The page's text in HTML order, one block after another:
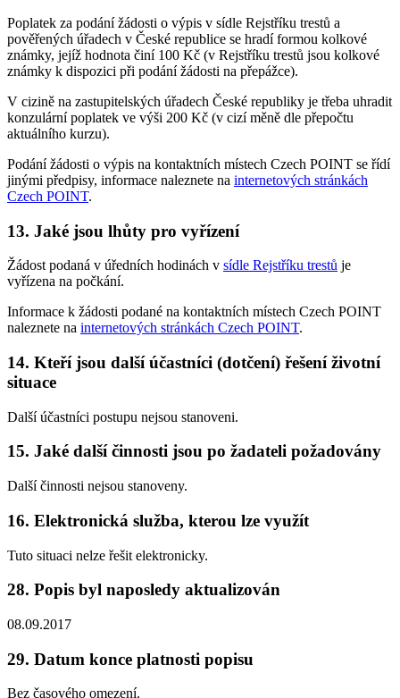
Poplatek za podání žádosti o výpis v sídle Rejstříku trestů a
pověřených úřadech v České republice se hradí formou kolkové
známky, jejíž hodnota činí 100 Kč (v Rejstříku trestů jsou kolkové
známky k dispozici při podání žádosti na přepážce).
V cizině na zastupitelských úřadech České republiky je třeba uhradit
konzulární poplatek ve výši 200 Kč (v cizí měně dle přepočtu
aktuálního kurzu).
Podání žádosti o výpis na kontaktních místech Czech POINT se řídí
jinými předpisy, informace naleznete na internetových stránkách
Czech POINT.
13. Jaké jsou lhůty pro vyřízení
Žádost podaná v úředních hodinách v sídle Rejstříku trestů je
vyřízena na počkání.
Informace k žádosti podané na kontaktních místech Czech POINT
naleznete na internetových stránkách Czech POINT.
14. Kteří jsou další účastníci (dotčení) řešení životní
situace
Další účastníci postupu nejsou stanoveni.
15. Jaké další činnosti jsou po žadateli požadovány
Další činnosti nejsou stanoveny.
16. Elektronická služba, kterou lze využít
Tuto situaci nelze řešit elektronicky.
28. Popis byl naposledy aktualizován
08.09.2017
29. Datum konce platnosti popisu
Bez časového omezení.